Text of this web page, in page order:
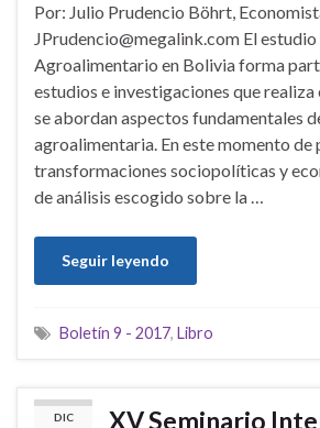
Por: Julio Prudencio Böhrt,
JPrudencio@megalink.com El
Agroalimentario en Bolivia forma
estudios e investigaciones que realiza
se abordan aspectos fundamentales
agroalimentaria. En este momento de
transformaciones sociopolíticas y
de análisis escogido sobre la …
Seguir leyendo
Boletín 9 - 2017, Libro
DIC XV Seminario